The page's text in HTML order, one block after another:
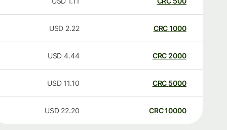
1000
CRC
2.22
USD
2000
CRC
4.44
USD
5000
CRC
11.10
USD
10000
CRC
22.20
USD